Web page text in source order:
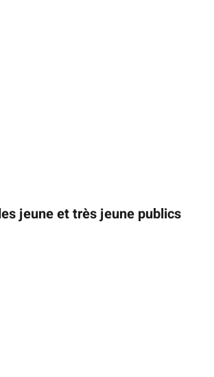
jeune et très jeune publics